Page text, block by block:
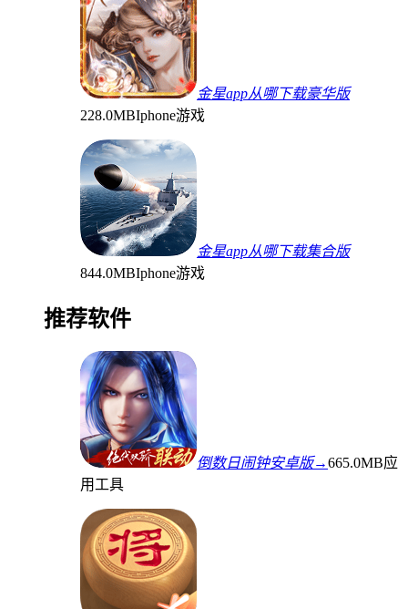
金星app从哪下载豪华版
228.0MBIphone游戏
金星app从哪下载集合版
844.0MBIphone游戏
推荐软件
倒数日闹钟安卓版→665.0MB应
用工具